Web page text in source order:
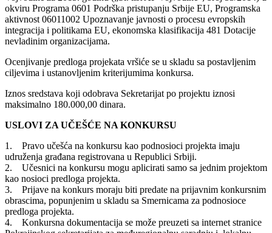
okviru Programa 0601 Podrška pristupanju Srbije EU, Programska
aktivnost 06011002 Upoznavanje javnosti o procesu evropskih
integracija i politikama EU, ekonomska klasifikacija 481 Dotacije
nevladinim organizacijama.
Ocenjivanje predloga projekata vršiće se u skladu sa postavljenim
ciljevima i ustanovljenim kriterijumima konkursa.
Iznos sredstava koji odobrava Sekretarijat po projektu iznosi
maksimalno 180.000,00 dinara.
USLOVI ZA UČEŠĆE NA KONKURSU
1. Pravo učešća na konkursu kao podnosioci projekta imaju
udruženja građana registrovana u Republici Srbiji.
2. Učesnici na konkursu mogu aplicirati samo sa jednim projektom
kao nosioci predloga projekta.
3. Prijave na konkurs moraju biti predate na prijavnim konkursnim
obrascima, popunjenim u skladu sa Smernicama za podnosioce
predloga projekta.
4. Konkursna dokumentacija se može preuzeti sa internet stranice